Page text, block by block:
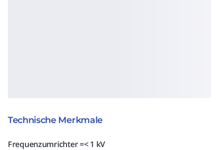
Technische Merkmale
Frequenzumrichter =< 1 kV